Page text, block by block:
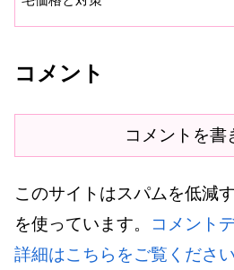
コメント
コメントを書
このサイトはスパムを低減
を使っています。
コメント
詳細はこちらをご覧ください